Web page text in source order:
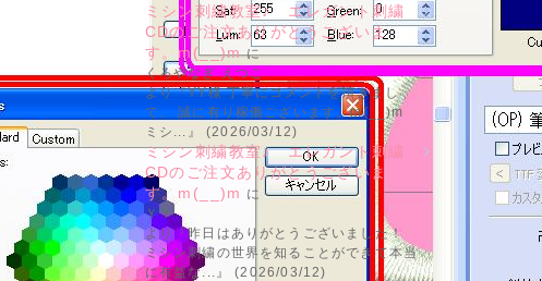
ミシン刺繍教室♪ エレガント刺繍
CDのご注文ありがとうございま
す。m(__)mに
くろやなぎ えつこ
より『YY様 丁寧にコメントを頂きまし
て、 誠に有り稼働ございます。m(__)m
ミシ...』 (2026/03/12)
ミシン刺繍教室♪ エレガント刺繍
CDのご注文ありがとうございま
す。m(__)m に
ＹＹ
より『昨日はありがとうございました！
ミシン刺繍の世界を知ることができて本当
に有益な...』 (2026/03/12)